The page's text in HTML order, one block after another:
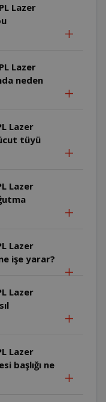
Lazer
Lazer
neden
tüyü
işe yarar?